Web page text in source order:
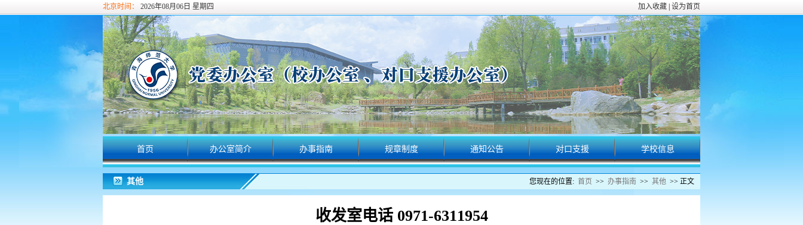
加入收藏 设为首页
北京时间： 2026年08月06日 星期四
首页 办公室简介 办事指南 规章制度 通知公告 对口支援 学校信息
您现在的位置: 首页 >> 办事指南 >> 其他 >> 正文
其他
收发室电话 0971-6311954